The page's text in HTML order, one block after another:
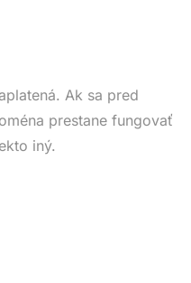
Ak sa pred
prestane fungovať
iný.